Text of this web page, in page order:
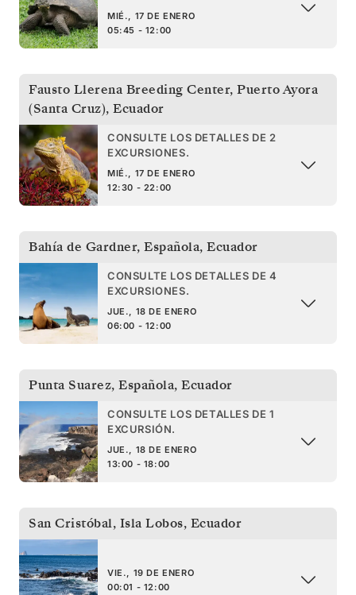
MIÉ., 17 DE ENERO
05:45 - 12:00
Fausto Llerena Breeding Center, Puerto Ayora
(Santa Cruz), Ecuador
CONSULTE LOS DETALLES DE 2
EXCURSIONES.
MIÉ., 17 DE ENERO
12:30 - 22:00
Bahía de Gardner, Española, Ecuador
CONSULTE LOS DETALLES DE 4
EXCURSIONES.
JUE., 18 DE ENERO
06:00 - 12:00
Punta Suarez, Española, Ecuador
CONSULTE LOS DETALLES DE 1
EXCURSIÓN.
JUE., 18 DE ENERO
13:00 - 18:00
San Cristóbal, Isla Lobos, Ecuador
VIE., 19 DE ENERO
00:01 - 12:00